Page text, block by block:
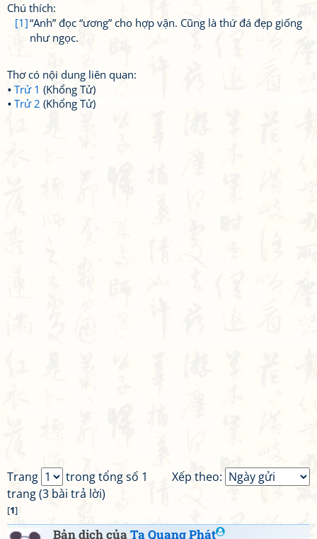
Chú thích:
[1]“Anh” đọc “ương” cho hợp vận. Cũng là thứ đá đẹp giống
như ngọc.
Thơ có nội dung liên quan:
Trử 1 (Khổng Tử)
Trử 2 (Khổng Tử)
Xếp theo:
Trang
trong tổng số 1
trang (3 bài trả lời)
[1]
Bản dịch củaTạ Quang Phát